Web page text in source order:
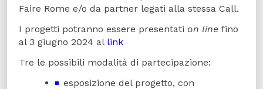
Faire Rome e/o da partner legati alla stessa Call.
I progetti potranno essere presentati on line fino
al 3 giugno 2024 al link
Tre le possibili modalità di partecipazione:
esposizione del progetto, con